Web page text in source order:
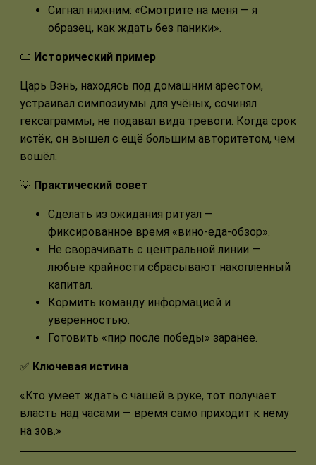
Сигнал нижним: «Смотрите на меня — я
образец, как ждать без паники».
📜 Исторический пример
Царь Вэнь, находясь под домашним арестом,
устраивал симпозиумы для учёных, сочинял
гексаграммы, не подавал вида тревоги. Когда срок
истёк, он вышел с ещё большим авторитетом, чем
вошёл.
💡 Практический совет
Сделать из ожидания ритуал —
фиксированное время «вино-еда-обзор».
Не сворачивать с центральной линии —
любые крайности сбрасывают накопленный
капитал.
Кормить команду информацией и
уверенностью.
Готовить «пир после победы» заранее.
✅ Ключевая истина
«Кто умеет ждать с чашей в руке, тот получает
власть над часами — время само приходит к нему
на зов.»